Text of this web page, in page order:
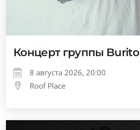
Концерт группы Burito
8 августа 2026, 20:00
Roof Place